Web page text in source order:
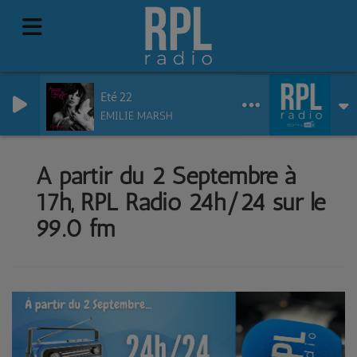
Eté 22
EMILIE MARSH
A partir du 2 Septembre à
17h, RPL Radio 24h/24 sur le
99.0 fm